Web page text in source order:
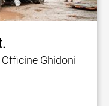
Ghidoni